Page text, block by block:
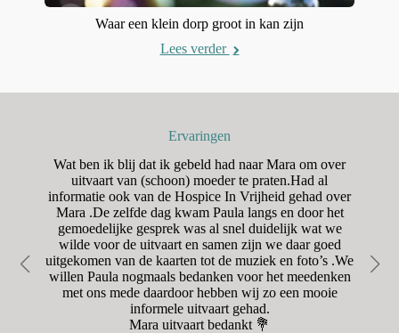
Waar een klein dorp groot in kan zijn
Lees verder
Ervaringen
Wat ben ik blij dat ik gebeld had naar Mara om over
uitvaart van (schoon) moeder te praten.Had al
informatie ook van de Hospice In Vrijheid gehad over
Mara .De zelfde dag kwam Paula langs en door het
gemoedelijke gesprek was al snel duidelijk wat we
wilde voor de uitvaart en samen zijn we daar goed
uitgekomen van de kaarten tot de muziek en foto’s .We
willen Paula nogmaals bedanken voor het meedenken
met ons mede daardoor hebben wij zo een mooie
informele uitvaart gehad.
Mara uitvaart bedankt 💐